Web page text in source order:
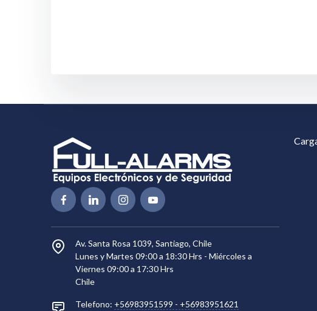
Av. Santa Rosa 1039, Santiago, Chile
Lunes y Martes 09:00 a 18:30 Hrs - Miércoles a
Viernes 09:00 a 17:30 Hrs
Chile
Telefono: +56983951599 - +56983951621